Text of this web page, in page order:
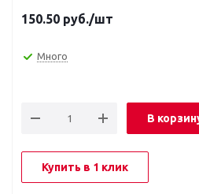
150.50 руб./шт
Много
В
Купить в 1 клик